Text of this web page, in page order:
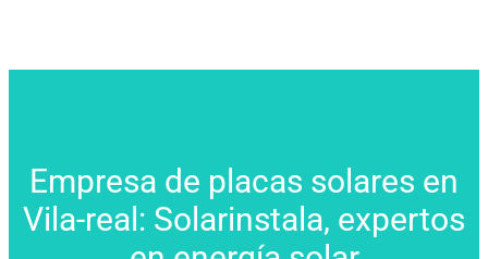
Empresa de placas solares en
Vila-real: Solarinstala, expertos